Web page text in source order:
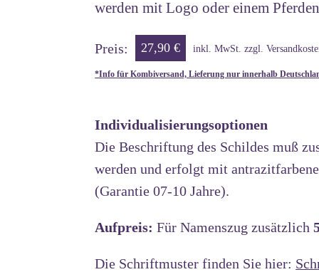
werden mit Logo oder einem
Preis: 27,90 € inkl. MwSt. zzgl.
*Info für Kombiversand, Lieferung nur innerhalb
Individualisierungsoptionen
Die Beschriftung des Schildes muß
werden und erfolgt mit
(Garantie 07-10 Jahre).
Aufpreis: Für Namenszug zusätzlich
Die Schriftmuster finden Sie hier: